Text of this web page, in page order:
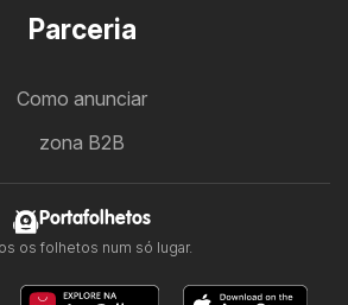
Parceria
Como anunciar
zona B2B
Portafolhetos
os folhetos num só lugar.